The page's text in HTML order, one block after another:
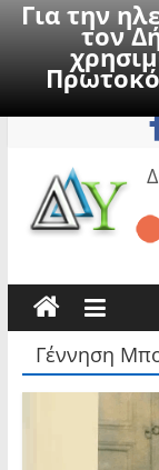
Για την
τον
to
Γέννηση